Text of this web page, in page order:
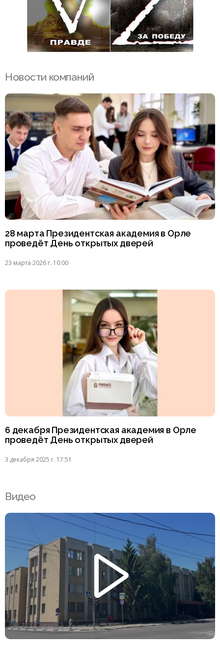
Новости компаний
28 марта Президентская академия в Орле
проведёт День открытых дверей
23 марта 2026 г. 10:00
6 декабря Президентская академия в Орле
проведёт День открытых дверей
3 декабря 2025 г. 17:51
Видео